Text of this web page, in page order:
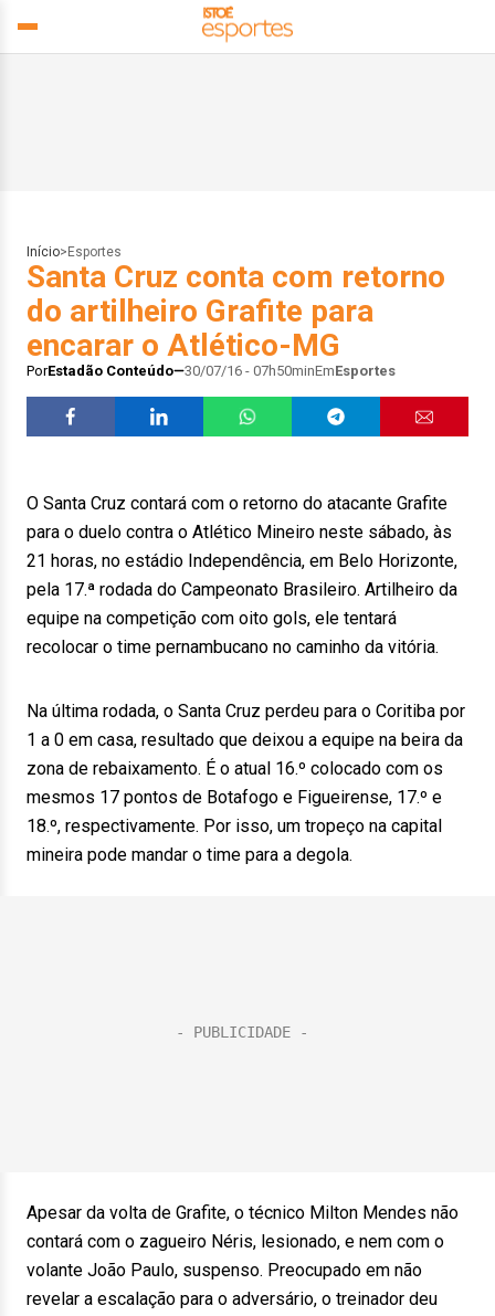
Início> Esportes
Santa Cruz conta com retorno
do artilheiro Grafite para
encarar o Atlético-MG
PorEstadão Conteúdo 30/07/16 - 07h50minEmEsportes
O Santa Cruz contará com o retorno do atacante Grafite
para o duelo contra o Atlético Mineiro neste sábado, às
21 horas, no estádio Independência, em Belo Horizonte,
pela 17.ª rodada do Campeonato Brasileiro. Artilheiro da
equipe na competição com oito gols, ele tentará
recolocar o time pernambucano no caminho da vitória.
Na última rodada, o Santa Cruz perdeu para o Coritiba por
1 a 0 em casa, resultado que deixou a equipe na beira da
zona de rebaixamento. É o atual 16.º colocado com os
mesmos 17 pontos de Botafogo e Figueirense, 17.º e
18.º, respectivamente. Por isso, um tropeço na capital
mineira pode mandar o time para a degola.
Apesar da volta de Grafite, o técnico Milton Mendes não
contará com o zagueiro Néris, lesionado, e nem com o
volante João Paulo, suspenso. Preocupado em não
revelar a escalação para o adversário, o treinador deu